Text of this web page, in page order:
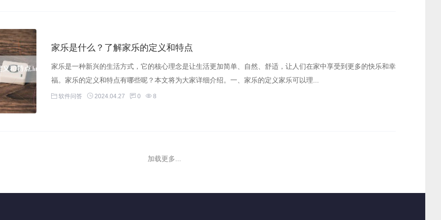
家乐是什么？了解家乐的定义和特点
家乐是一种新兴的生活方式，它的核心理念是让生活更加简单、自然、舒适，让人们在家中享受到更多的快乐和幸
福。家乐的定义和特点有哪些呢？本文将为大家详细介绍。一、家乐的定义家乐可以理...
软件问答 2024.04.27 0 8
加载更多...